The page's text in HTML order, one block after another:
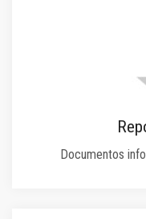
Documentos